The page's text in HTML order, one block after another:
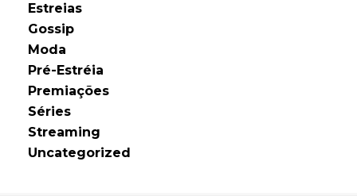
Estreias
Gossip
Moda
Pré-Estréia
Premiações
Séries
Streaming
Uncategorized